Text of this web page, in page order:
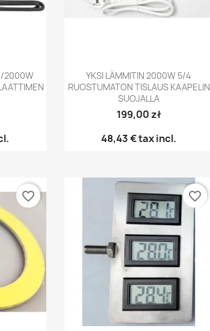
2000W
Pikakatselu
YKSI LÄMMITIN 2000W 5/4
RUOSTUMATON TISLAUS KAAPELIN
SUOJALLA
199,00 zł
48,43 €tax incl.
favorite_border favorite_border